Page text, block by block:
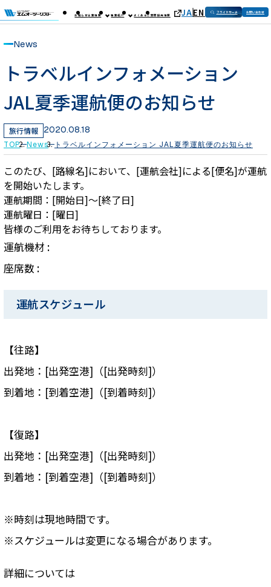
お知らせ企業情報 事業紹介 よくあるご質問採用情報 JAEN フライトサーチ お問い合わせ
News
トラベルインフォメーション
JAL夏季運航便のお知らせ
旅行情報 2020.08.18
TOP News トラベルインフォメーション JAL夏季運航便のお知らせ
このたび、[路線名]において、[運航会社]による[便名]が運航
を開始いたします。
運航期間：[開始日]～[終了日]
運航曜日：[曜日]
皆様のご利用をお待ちしております。
運航機材 :
座席数 :
運航スケジュール
【往路】
出発地：[出発空港]（[出発時刻]）
到着地：[到着空港]（[到着時刻]）
【復路】
出発地：[出発空港]（[出発時刻]）
到着地：[到着空港]（[到着時刻]）
※時刻は現地時間です。
※スケジュールは変更になる場合があります。
詳細については